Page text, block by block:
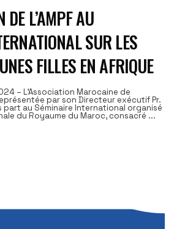
L’AMPF AU
SUR LES
FILLES EN AFRIQUE
– L'Association Marocaine de
par son Directeur exécutif Pr.
part au Séminaire International organisé
du Royaume du Maroc, consacré ...